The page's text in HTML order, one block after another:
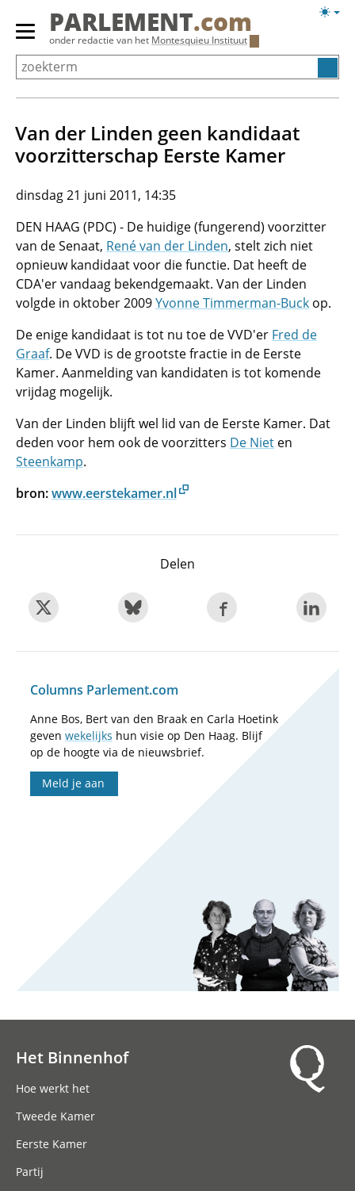
Overslaan
Primair
menu
tonen/verbergen
PARLEMENT.com
onder redactie van het Montesquieu Instituut
Van der Linden geen kandidaat
voorzitterschap Eerste Kamer
dinsdag 21 juni 2011, 14:35
DEN HAAG (PDC) - De huidige (fungerend) voorzitter
van de Senaat, René van der Linden, stelt zich niet
opnieuw kandidaat voor die functie. Dat heeft de
CDA'er vandaag bekendgemaakt. Van der Linden
volgde in oktober 2009Yvonne Timmerman-Buck op.
De enige kandidaat is tot nu toe de VVD'er Fred de
Graaf. De VVD is de grootste fractie in de Eerste
Kamer. Aanmelding van kandidaten is tot komende
vrijdag mogelijk.
Van der Linden blijft wel lid van de Eerste Kamer. Dat
deden voor hem ook de voorzitters De Niet en
Steenkamp.
bron:www.eerstekamer.nl
Delen
Columns Parlement.com
Anne Bos, Bert van den Braak en Carla Hoetink
geven wekelijks hun visie op Den Haag. Blijf
op de hoogte via de nieuwsbrief.
Meld je aan
Het Binnenhof
Hoe werkt het
Tweede Kamer
Eerste Kamer
Partij